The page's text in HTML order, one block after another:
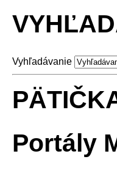
Vyhľadávanie
Portály